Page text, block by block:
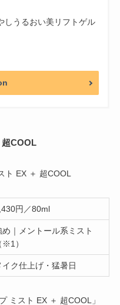
しうるおい美リフトゲル
超COOL
円／80ml
め｜メントール系ミスト
※1）
イク仕上げ・猛暑日
ミスト EX ＋ 超COOL」